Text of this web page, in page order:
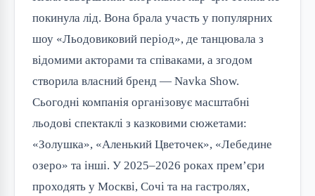
покинула лід. Вона брала участь у популярних
шоу «Льодовиковий період», де танцювала з
відомими акторами та співаками, а згодом
створила власний бренд — Navka Show.
Сьогодні компанія організовує масштабні
льодові спектаклі з казковими сюжетами:
«Золушка», «Аленький Цветочек», «Лебедине
озеро» та інші. У 2025–2026 роках прем’єри
проходять у Москві, Сочі та на гастролях,